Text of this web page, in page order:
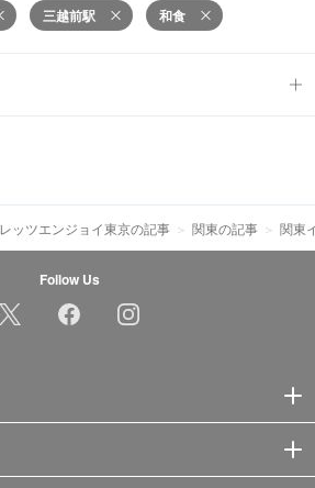
三越前駅 和食
レッツエンジョイ東京の記事 関東の記事 関東
Follow Us